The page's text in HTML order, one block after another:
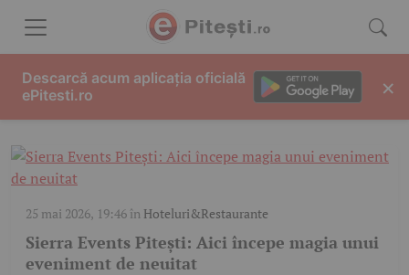
SIERRA EVENTS
25 mai 2026, 19:46 în Hoteluri&Restaurante
Sierra Events Pitești: Aici începe magia unui
eveniment de neuitat
Descarcă acum aplicația oficială
ePitesti.ro
×